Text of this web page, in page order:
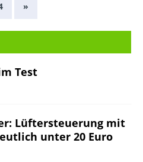
»
Test
Lüftersteuerung mit
unter 20 Euro